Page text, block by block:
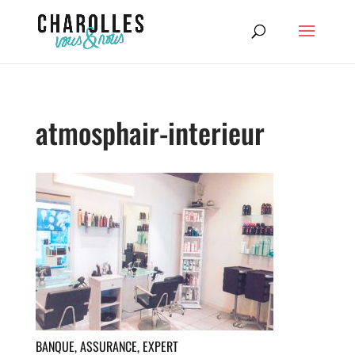
atmosphair-interieur
BANQUE, ASSURANCE, EXPERT